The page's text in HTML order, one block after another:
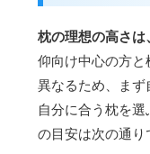
枕の理想の高さは
仰向け中心の方
異なるため、まず
自分に合う枕を
の目安は次の通り